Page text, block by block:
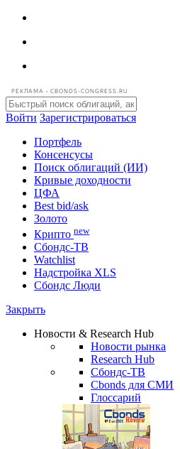
РЕКЛАМА • CBONDS-CONGRESS.RU
Войти Зарегистрироваться
Портфель
Консенсусы
Поиск облигаций (ИИ)
Кривые доходности
ЦФА
Best bid/ask
Золото
Криптоnew
Сбондс-ТВ
Надстройка XLS
Сбондс Люди
Новости & Research Hub
Новости рынка
Research Hub
Сбондс-ТВ
Cbonds для СМИ
Глоссарий